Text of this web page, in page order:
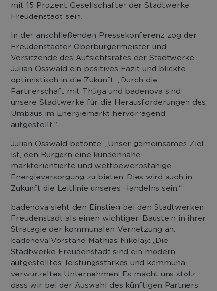
mit 15 Prozent Gesellschafter der Stadtwerke
Freudenstadt sein.
In der anschließenden Pressekonferenz zog der
Freudenstädter Oberbürgermeister und
Vorsitzende des Aufsichtsrates der Stadtwerke
Julian Osswald ein positives Fazit und blickte
optimistisch in die Zukunft: „Durch die
Partnerschaft mit Thüga und badenova sind
unsere Stadtwerke für die Herausforderungen des
Umbaus im Energiemarkt hervorragend
aufgestellt.“
Julian Osswald betonte: „Unser gemeinsames Ziel
ist, den Bürgern eine kundennahe,
marktorientierte und wettbewerbsfähige
Energieversorgung zu bieten. Dies wird auch in
Zukunft die Leitlinie unseres Handelns sein.“
badenova sieht den Einstieg bei den Stadtwerken
Freudenstadt als einen wichtigen Baustein in ihrer
Strategie der kommunalen Vernetzung an.
badenova-Vorstand Mathias Nikolay: „Die
Stadtwerke Freudenstadt sind ein modern
aufgestelltes, leistungsstarkes und kommunal
verwurzeltes Unternehmen. Es macht uns stolz,
dass wir bei der Auswahl des künftigen Partners